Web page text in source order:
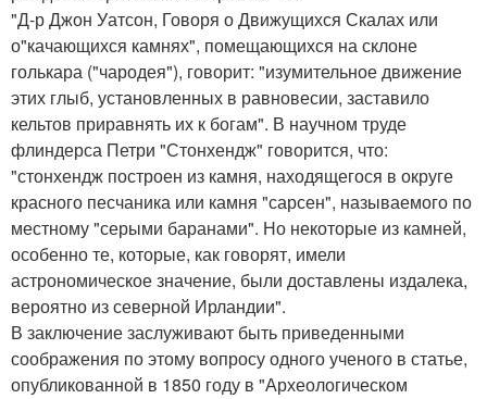
"Д-р Джон Уатсон, Говоря о Движущихся Скалах или
о"качающихся камнях", помещающихся на склоне
голькара ("чародея"), говорит: "изумительное движение
этих глыб, установленных в равновесии, заставило
кельтов приравнять их к богам". В научном труде
флиндерса Петри "Стонхендж" говорится, что:
"стонхендж построен из камня, находящегося в округе
красного песчаника или камня "сарсен", называемого по
местному "серыми баранами". Но некоторые из камней,
особенно те, которые, как говорят, имели
астрономическое значение, были доставлены издалека,
вероятно из северной Ирландии".
В заключение заслуживают быть приведенными
соображения по этому вопросу одного ученого в статье,
опубликованной в 1850 году в "Археологическом